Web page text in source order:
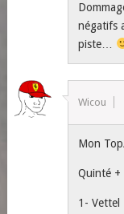
négatifs
piste…
Wicou
Mon
Quinté +
1- Vettel